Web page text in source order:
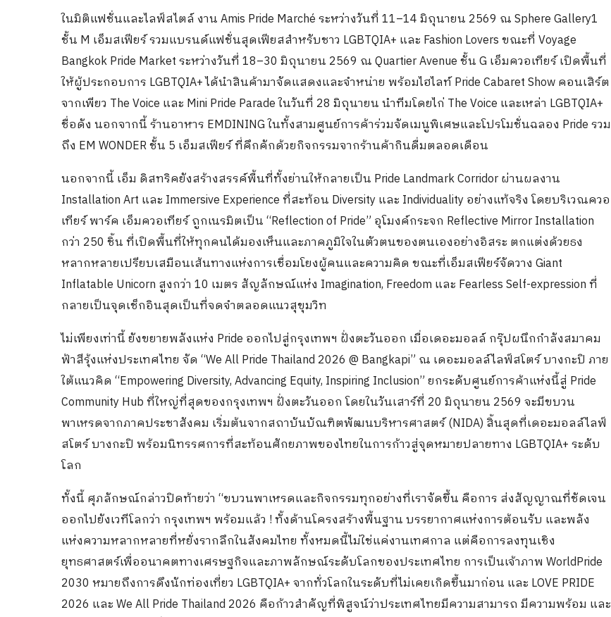
ในมิติแฟชั่นและไลฟ์สไตล์ งาน Amis Pride Marché ระหว่างวันที่ 11–14 มิถุนายน 2569 ณ Sphere Gallery1
ชั้น M เอ็มสเฟียร์ รวมแบรนด์แฟชั่นสุดเฟียสสำหรับชาว LGBTQIA+ และ Fashion Lovers ขณะที่ Voyage
Bangkok Pride Market ระหว่างวันที่ 18–30 มิถุนายน 2569 ณ Quartier Avenue ชั้น G เอ็มควอเทียร์ เปิดพื้นที่
ให้ผู้ประกอบการ LGBTQIA+ ได้นำสินค้ามาจัดแสดงและจำหน่าย พร้อมไฮไลท์ Pride Cabaret Show คอนเสิร์ต
จากเพียว The Voice และ Mini Pride Parade ในวันที่ 28 มิถุนายน นำทีมโดยไก่ The Voice และเหล่า LGBTQIA+
ชื่อดัง นอกจากนี้ ร้านอาหาร EMDINING ในทั้งสามศูนย์การค้าร่วมจัดเมนูพิเศษและโปรโมชั่นฉลอง Pride รวม
ถึง EM WONDER ชั้น 5 เอ็มสเฟียร์ ที่คึกคักด้วยกิจกรรมจากร้านค้ากินดื่มตลอดเดือน
นอกจากนี้ เอ็ม ดิสทริคยังสร้างสรรค์พื้นที่ทั้งย่านให้กลายเป็น Pride Landmark Corridor ผ่านผลงาน
Installation Art และ Immersive Experience ที่สะท้อน Diversity และ Individuality อย่างแท้จริง โดยบริเวณควอ
เทียร์ พาร์ค เอ็มควอเทียร์ ถูกเนรมิตเป็น “Reflection of Pride” อุโมงค์กระจก Reflective Mirror Installation
กว่า 250 ชิ้น ที่เปิดพื้นที่ให้ทุกคนได้มองเห็นและภาคภูมิใจในตัวตนของตนเองอย่างอิสระ ตกแต่งด้วยธง
หลากหลายเปรียบเสมือนเส้นทางแห่งการเชื่อมโยงผู้คนและความคิด ขณะที่เอ็มสเฟียร์จัดวาง Giant
Inflatable Unicorn สูงกว่า 10 เมตร สัญลักษณ์แห่ง Imagination, Freedom และ Fearless Self-expression ที่
กลายเป็นจุดเช็กอินสุดเป็นที่จดจำตลอดแนวสุขุมวิท
ไม่เพียงเท่านี้ ยังขยายพลังแห่ง Pride ออกไปสู่กรุงเทพฯ ฝั่งตะวันออก เมื่อเดอะมอลล์ กรุ๊ปผนึกกำลังสมาคม
ฟ้าสีรุ้งแห่งประเทศไทย จัด “We All Pride Thailand 2026 @ Bangkapi” ณ เดอะมอลล์ไลฟ์สโตร์ บางกะปิ ภาย
ใต้แนวคิด “Empowering Diversity, Advancing Equity, Inspiring Inclusion” ยกระดับศูนย์การค้าแห่งนี้สู่ Pride
Community Hub ที่ใหญ่ที่สุดของกรุงเทพฯ ฝั่งตะวันออก โดยในวันเสาร์ที่ 20 มิถุนายน 2569 จะมีขบวน
พาเหรดจากภาคประชาสังคม เริ่มต้นจากสถาบันบัณฑิตพัฒนบริหารศาสตร์ (NIDA) สิ้นสุดที่เดอะมอลล์ไลฟ์
สโตร์ บางกะปิ พร้อมนิทรรศการที่สะท้อนศักยภาพของไทยในการก้าวสู่จุดหมายปลายทาง LGBTQIA+ ระดับ
โลก
ทั้งนี้ ศุภลักษณ์กล่าวปิดท้ายว่า “ขบวนพาเหรดและกิจกรรมทุกอย่างที่เราจัดขึ้น คือการ ส่งสัญญาณที่ชัดเจน
ออกไปยังเวทีโลกว่า กรุงเทพฯ พร้อมแล้ว ! ทั้งด้านโครงสร้างพื้นฐาน บรรยากาศแห่งการต้อนรับ และพลัง
แห่งความหลากหลายที่หยั่งรากลึกในสังคมไทย ทั้งหมดนี้ไม่ใช่แค่งานเทศกาล แต่คือการลงทุนเชิง
ยุทธศาสตร์เพื่ออนาคตทางเศรษฐกิจและภาพลักษณ์ระดับโลกของประเทศไทย การเป็นเจ้าภาพ WorldPride
2030 หมายถึงการดึงนักท่องเที่ยว LGBTQIA+ จากทั่วโลกในระดับที่ไม่เคยเกิดขึ้นมาก่อน และ LOVE PRIDE
2026 และ We All Pride Thailand 2026 คือก้าวสำคัญที่พิสูจน์ว่าประเทศไทยมีความสามารถ มีความพร้อม และ